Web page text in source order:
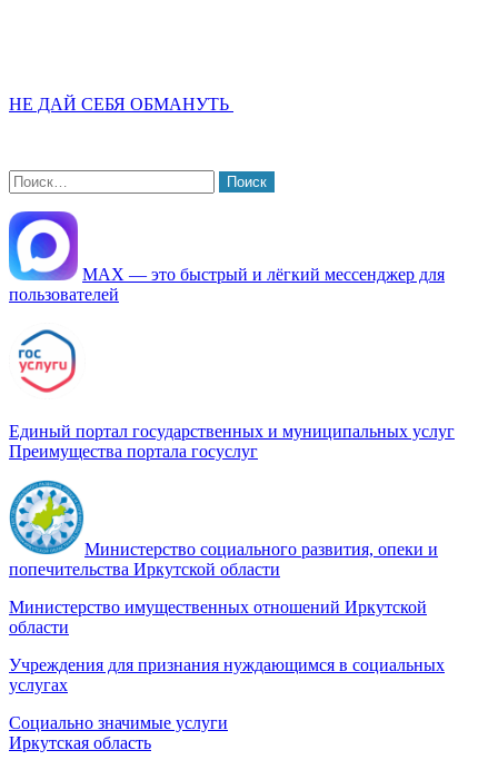
НЕ ДАЙ СЕБЯ ОБМАНУТЬ
Найти:
МАХ — это быстрый и лёгкий мессенджер для
пользователей
Единый портал государственных и муниципальных услуг
Преимущества портала госуслуг
Министерство социального развития, опеки и
попечительства Иркутской области
Министерство имущественных отношений Иркутской
области
Учреждения для признания нуждающимся в социальных
услугах
Социально значимые услуги
Иркутская область